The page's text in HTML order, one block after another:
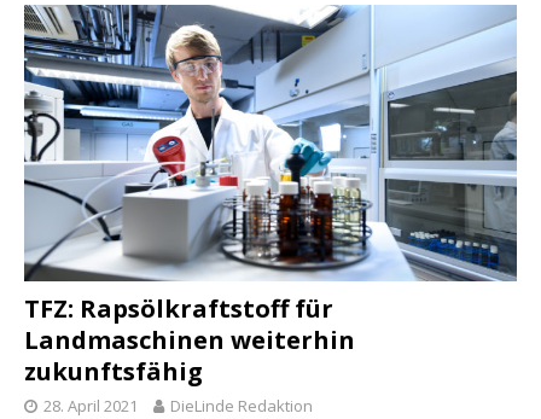
TFZ: Rapsölkraftstoff für
Landmaschinen weiterhin
zukunftsfähig
28. April 2021 DieLinde Redaktion